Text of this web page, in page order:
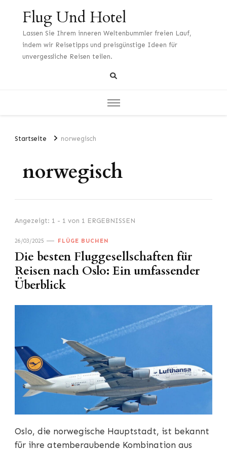
Flug Und Hotel
Lassen Sie Ihrem inneren Weltenbummler freien Lauf,
indem wir Reisetipps und preisgünstige Ideen für
unvergessliche Reisen teilen.
Startseite norwegisch
norwegisch
Angezeigt: 1 - 1 von 1 ERGEBNISSEN
26/03/2025 FLÜGE BUCHEN
Die besten Fluggesellschaften für
Reisen nach Oslo: Ein umfassender
Überblick
Oslo, die norwegische Hauptstadt, ist bekannt
für ihre atemberaubende Kombination aus